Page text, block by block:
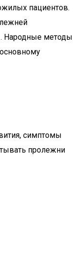
пациентов.
Народные методы
симптомы
пролежни